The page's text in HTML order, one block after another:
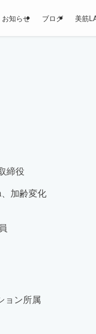
お知らせ ブログ 美筋
締役
加齢変化
ョン所属